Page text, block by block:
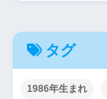
タグ
1986年生まれ